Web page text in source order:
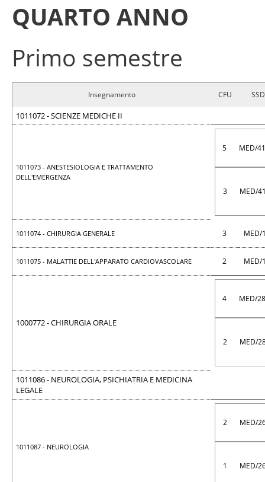
QUARTO ANNO
Primo semestre
Insegnamento CFU SSD
1011072 - SCIENZE MEDICHE II
1011073 - ANESTESIOLOGIA E TRATTAMENTO
DELL'EMERGENZA
5 MED/
3 MED/
1011074 - CHIRURGIA GENERALE 3
1011075 - MALATTIE DELL'APPARATO CARDIOVASCOLARE 2
1000772 - CHIRURGIA ORALE
4 MED/
2 MED/
1011086 - NEUROLOGIA, PSICHIATRIA E MEDICINA
LEGALE
1011087 - NEUROLOGIA
2 MED/
1 MED/